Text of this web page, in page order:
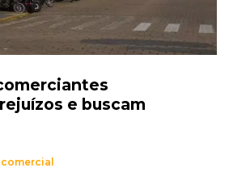
e buscam